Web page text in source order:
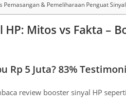
Pemasangan & Pemeliharaan Penguat
HP: Mitos vs Fakta –
Rp 5 Juta? 83%
review booster sinyal HP